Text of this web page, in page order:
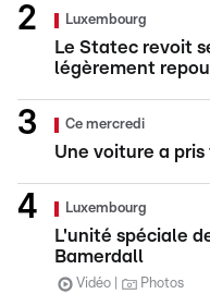
Luxembourg
Le Statec revoit
légèrement
Ce mercredi
Une voiture a pris
Luxembourg
L'unité spéciale
Bamerdall
Vidéo Photos